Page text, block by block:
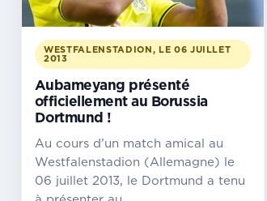
WESTFALENSTADION, LE 06 JUILLET
2013
Aubameyang présenté
officiellement au Borussia
Dortmund !
Au cours d’un match amical au
Westfalenstadion (Allemagne) le
06 juillet 2013, le Dortmund a tenu